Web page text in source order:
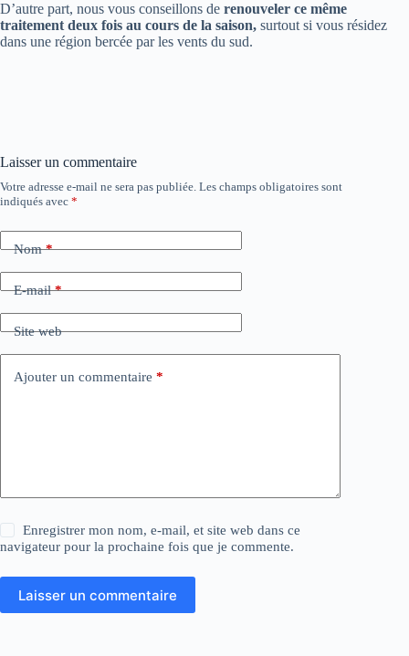
D’autre part, nous vous conseillons de renouveler ce même
traitement deux fois au cours de la saison, surtout si vous résidez
dans une région bercée par les vents du sud.
Laisser un commentaire
Votre adresse e-mail ne sera pas publiée. Les champs obligatoires sont
indiqués avec *
Nom*
E-mail*
Site web
Ajouter un commentaire *
Enregistrer mon nom, e-mail, et site web dans ce
navigateur pour la prochaine fois que je commente.
Laisser un commentaire